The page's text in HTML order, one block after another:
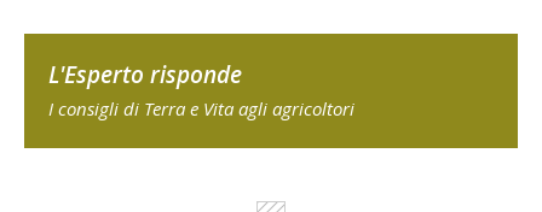
L'Esperto risponde
I consigli di Terra e Vita agli agricoltori